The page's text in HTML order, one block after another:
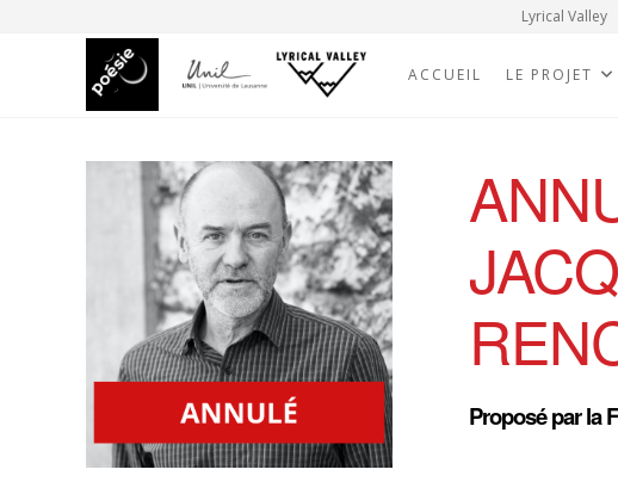
Lyrical Valley
ACCUEIL LE PROJET
Proposé par la